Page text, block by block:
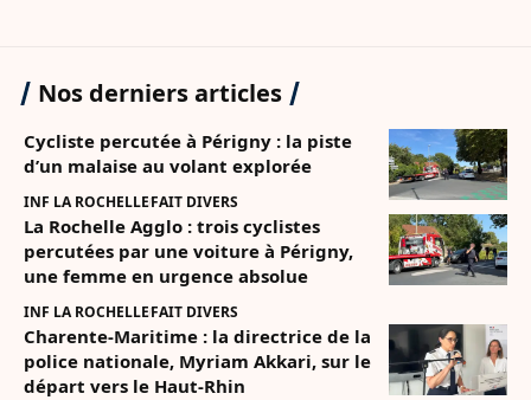
Nos derniers articles
Cycliste percutée à Périgny : la piste
d’un malaise au volant explorée
INF LA ROCHELLEFAIT DIVERS
La Rochelle Agglo : trois cyclistes
percutées par une voiture à Périgny,
une femme en urgence absolue
INF LA ROCHELLEFAIT DIVERS
Charente-Maritime : la directrice de la
police nationale, Myriam Akkari, sur le
départ vers le Haut-Rhin